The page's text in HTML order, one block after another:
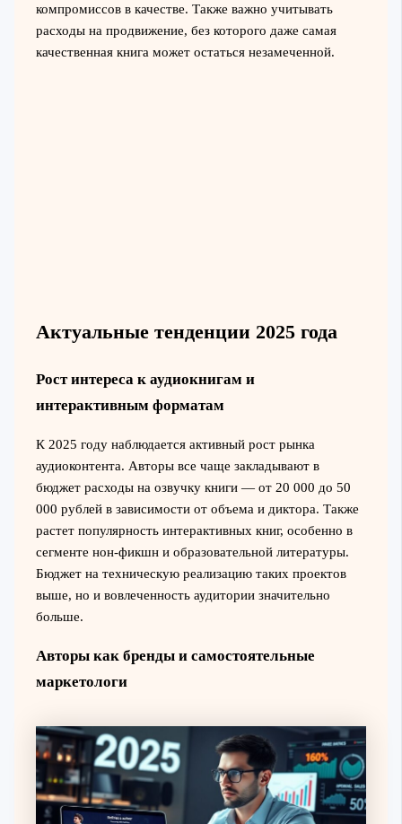
компромиссов в качестве. Также важно учитывать
расходы на продвижение, без которого даже самая
качественная книга может остаться незамеченной.
Актуальные тенденции 2025 года
Рост интереса к аудиокнигам и
интерактивным форматам
К 2025 году наблюдается активный рост рынка
аудиоконтента. Авторы все чаще закладывают в
бюджет расходы на озвучку книги — от 20 000 до 50
000 рублей в зависимости от объема и диктора. Также
растет популярность интерактивных книг, особенно в
сегменте нон-фикшн и образовательной литературы.
Бюджет на техническую реализацию таких проектов
выше, но и вовлеченность аудитории значительно
больше.
Авторы как бренды и самостоятельные
маркетологи